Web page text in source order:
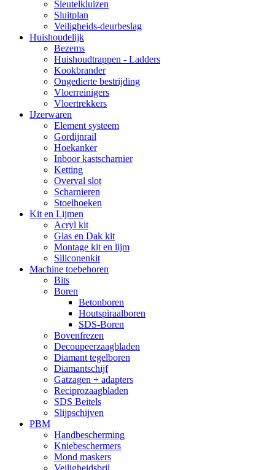
Sleutelkluizen
Sluitplan
Veiligheids-deurbeslag
Huishoudelijk
Bezems
Huishoudtrappen - Ladders
Kookbrander
Ongedierte bestrijding
Vloerreinigers
Vloertrekkers
IJzerwaren
Element systeem
Gordijnrail
Hoekanker
Inboor kastscharnier
Ketting
Overval slot
Scharnieren
Stoelhoeken
Kit en Lijmen
Acryl kit
Glas en Dak kit
Montage kit en lijm
Siliconenkit
Machine toebehoren
Bits
Boren
Betonboren
Houtspiraalboren
SDS-Boren
Bovenfrezen
Decoupeerzaagbladen
Diamant tegelboren
Diamantschijf
Gatzagen + adapters
Reciprozaagbladen
SDS Beitels
Slijpschijven
PBM
Handbescherming
Kniebeschermers
Mond maskers
Veiligheidsbril